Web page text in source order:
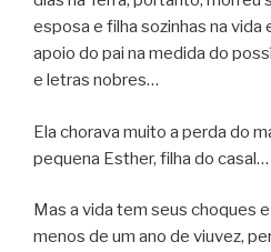
esposa e filha sozinhas na
apoio do pai na medida do
e letras nobres…
Ela chorava muito a perda do
pequena Esther, filha do casal…
Mas a vida tem seus choques
menos de um ano de viuvez,